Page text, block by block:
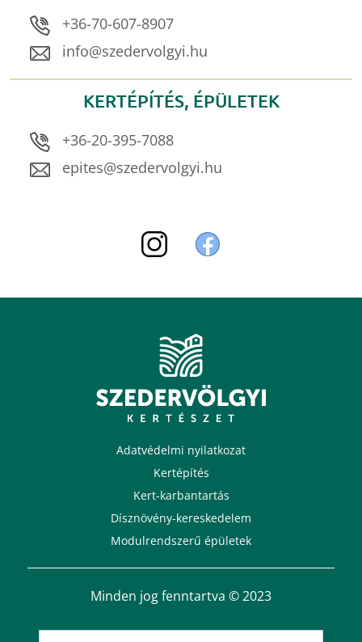
+36-70-607-8907
info@szedervolgyi.hu
KERTÉPÍTÉS, ÉPÜLETEK
+36-20-395-7088
epites@szedervolgyi.hu
Adatvédelmi nyilatkozat
Kertépítés
Kert-karbantartás
Dísznövény-kereskedelem
Modulrendszerű épületek
Minden jog fenntartva © 2023